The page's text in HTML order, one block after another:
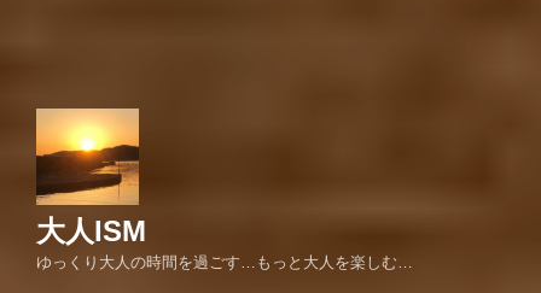
大人ISM
ゆっくり大人の時間を過ごす…もっと大人を楽しむ…